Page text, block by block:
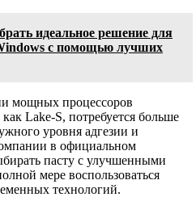
идеальное решение для
с помощью лучших
мощных процессоров
Lake-S, потребуется больше
уровня адгезии и
в официальном
пасту с улучшенными
мере воспользоваться
технологий.